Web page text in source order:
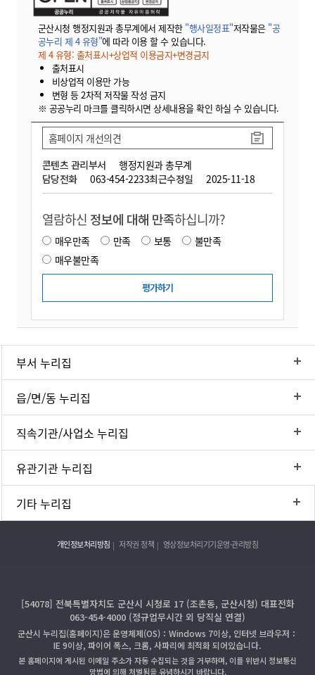
군산시청 행정지원과 총무계에서 제작한 "행사일정표"저작물은 "공
공누리 제 4 유형"에 따라 이용 할 수 있습니다.
제 4 유형: 출처표시+상업적 이용금지+변경금지
출처표시
비상업적 이용만 가능
변형 등 2차적 저작물 작성 금지
※ 공공누리 마크를 클릭하시면 상세내용을 확인 하실 수 있습니다.
콘텐츠 관리부서
행정지원과 총무계
담당전화
063-454-2233최근수정일 2025-11-18
홈페이지 개선의견
열람하신 정보에 대해 만족하십니까?
매우만족 만족 보통
불만족
매우불만족
부서 누리집
읍/면/동 누리집
직속기관/사업소 누리집
유관기관 누리집
기타 누리집
개인정보처리방침 저작권 정책 영상정보처리기기운영·관리방침
[54078] 전북특별자치도 군산시 시청로 17 (조촌동, 군산시청) 대표전화
063-454-4000 (정규업무시간 외 당직실 연결)
군산시 누리집(홈페이지)은 운영체제(OS)：Windows 7이상, 인터넷 브라우저：
IE 9이상, 파이어 폭스, 크롬, 사파리에 최적화 되어있습니다.
본 홈페이지에 게시된 이메일 주소가 자동 수집되는 것을 거부하며, 이를 위반시 정보통신
망법에 의해 처벌됨을 유념하시기 바랍니다.